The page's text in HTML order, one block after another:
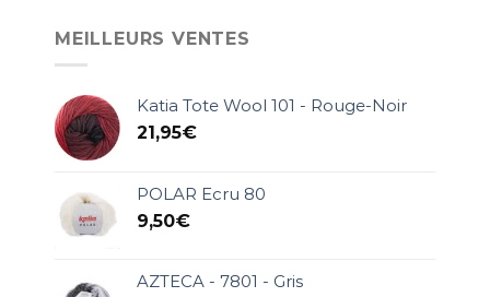
MEILLEURS VENTES
Katia Tote Wool 101 - Rouge-Noir
21,95€
POLAR Ecru 80
9,50€
AZTECA - 7801 - Gris